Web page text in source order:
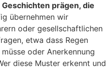
Geschichten prägen, die
übernehmen wir
oder gesellschaftlichen
etwa dass Regen
oder Anerkennung
diese Muster erkennt und